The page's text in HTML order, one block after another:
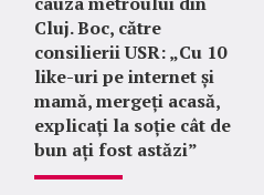
Cluj. Boc, către
consilierii USR: „Cu 10
like-uri pe internet și
mamă, mergeți acasă,
explicați la soție cât de
bun ați fost astăzi”